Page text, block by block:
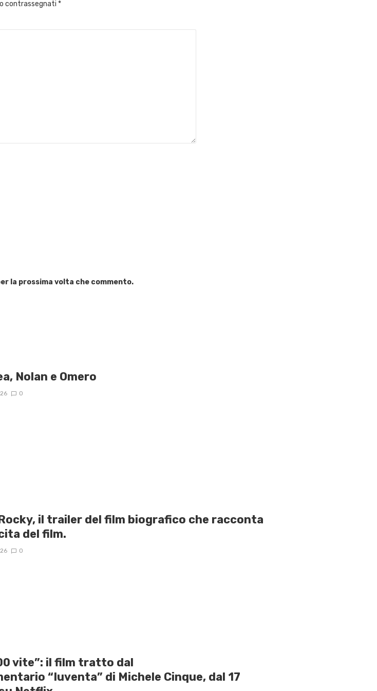
contrassegnati *
la prossima volta che commento.
Nolan e Omero
0
il trailer del film biografico che racconta
del film.
0
vite”: il film tratto dal
“Iuventa” di Michele Cinque, dal 17